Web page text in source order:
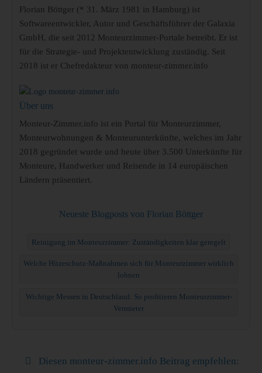
Florian Böttger (* 31. März 1981 in Hamburg) ist
Softwareentwickler, Autor und Geschäftsführer der Galaxia
GmbH, die seit 2012 Monteurzimmer-Portale betreibt. Er ist
für die Strategie- und Projektentwicklung zuständig. Seit
2018 ist er Chefredakteur von monteur-zimmer.info
Über uns
Monteur-Zimmer.info ist ein Portal für Monteurzimmer,
Monteurwohnungen & Monteurunterkünfte, welches im Jahr
2018 gegründet wurde und heute über 3.500 Unterkünfte für
Monteure, Handwerker und Reisende in 14 europäischen
Ländern präsentiert.
Neueste Blogposts von Florian Böttger
Reinigung im Monteurzimmer: Zuständigkeiten klar geregelt
Welche Hitzeschutz-Maßnahmen sich für Monteurzimmer wirklich
lohnen
Wichtige Messen in Deutschland: So profitieren Monteurzimmer-
Vermieter
Diesen monteur-zimmer.info Beitrag empfehlen: